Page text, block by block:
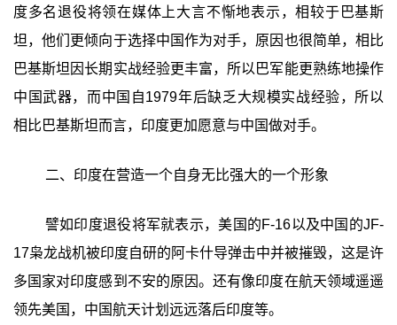
度多名退役将领在媒体上大言不惭地表示，相较于巴基斯
坦，他们更倾向于选择中国作为对手，原因也很简单，相比
巴基斯坦因长期实战经验更丰富，所以巴军能更熟练地操作
中国武器，而中国自1979年后缺乏大规模实战经验，所以
相比巴基斯坦而言，印度更加愿意与中国做对手。
二、印度在营造一个自身无比强大的一个形象
譬如印度退役将军就表示，美国的F-16以及中国的JF-
17枭龙战机被印度自研的阿卡什导弹击中并被摧毁，这是许
多国家对印度感到不安的原因。还有像印度在航天领域遥遥
领先美国，中国航天计划远远落后印度等。